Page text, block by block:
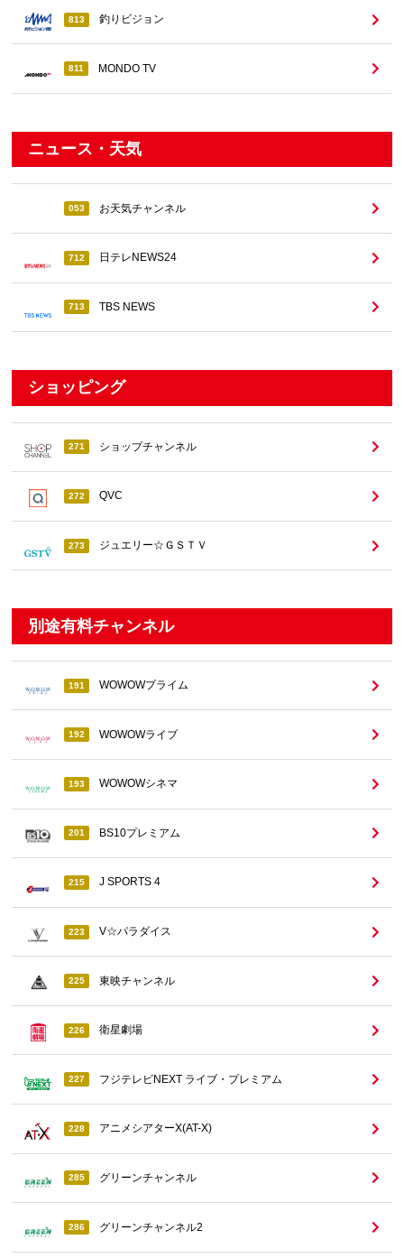
813 釣りビジョン
811 MONDO TV
ニュース・天気
053 お天気チャンネル
712 日テレNEWS24
713 TBS NEWS
ショッピング
271 ショップチャンネル
272 QVC
273 ジュエリー☆ＧＳＴＶ
別途有料チャンネル
191 WOWOWプライム
192 WOWOWライブ
193 WOWOWシネマ
201 BS10プレミアム
215 J SPORTS 4
223 V☆パラダイス
225 東映チャンネル
226 衛星劇場
227 フジテレビNEXT ライブ・プレミアム
228 アニメシアターX(AT-X)
285 グリーンチャンネル
286 グリーンチャンネル2